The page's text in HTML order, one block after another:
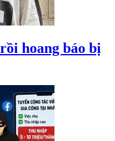
hoang báo bị